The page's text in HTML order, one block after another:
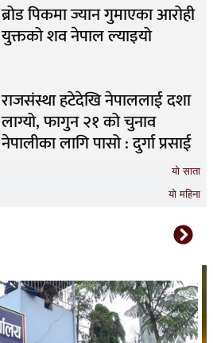
यो साता
यो महिना
ब्रोड पिकमा ज्यान गुमाएका आरोही
युक्तको शव नेपाल ल्याइयो
राजसंस्था हटेदेखि नेपाललाई दशा
लाग्यो, फागुन २१ को चुनाव
नेपालीका लागि पासो : दुर्गा प्रसाई